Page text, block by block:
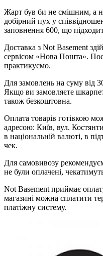
Жарт був би не смішним, а
добірний пух у
заповнення 600, що
Доставка з Not Basement
сервісом «Нова Пошта».
практикуємо.
Для замовлень на суму від
Якщо ви замовляєте
також безкоштовна.
Оплата товарів готівкою
адресою: Київ, вул.
в національній валюті, в
чек.
Для самовивозу
не були оплачені,
Not Basement приймає
магазині можна сплатити
платіжну систему.